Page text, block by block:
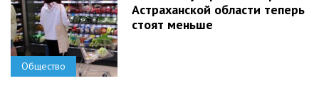
Общество
Астраханской области теперь
стоят меньше